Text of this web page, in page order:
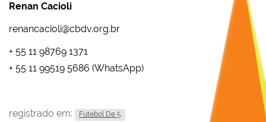
Renan Cacioli
renancacioli@cbdv.org.br
+ 55 11 98769 1371
+ 55 11 99519 5686 (WhatsApp)
registrado em: Futebol De 5